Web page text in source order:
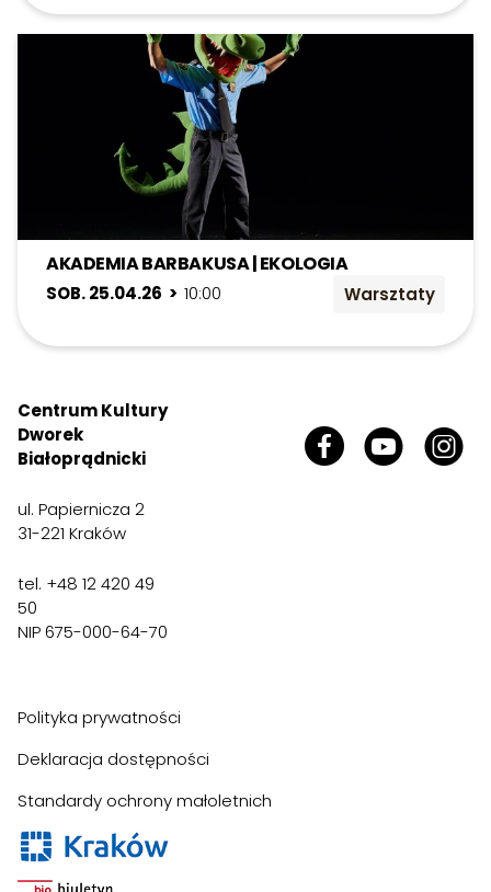
AKADEMIA BARBAKUSA | EKOLOGIA
SOB. 25.04.26 > 10:00 Warsztaty
Centrum Kultury
Dworek
Białoprądnicki
ul. Papiernicza 2
31-221 Kraków
tel. +48 12 420 49
50
NIP 675-000-64-70
Polityka prywatności
Deklaracja dostępności
Standardy ochrony małoletnich